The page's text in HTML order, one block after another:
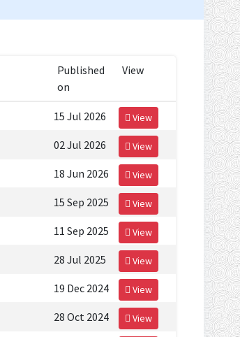
Published
on
View
15 Jul 2026 View
02 Jul 2026 View
18 Jun 2026 View
15 Sep 2025 View
11 Sep 2025 View
28 Jul 2025 View
19 Dec 2024 View
28 Oct 2024 View